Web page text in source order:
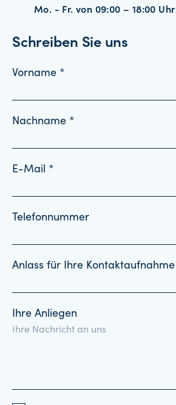
Mo. - Fr. von 09:00 – 18:00 Uhr
Schreiben Sie uns
Vorname *
Nachname *
E-Mail *
Telefonnummer
Anlass für Ihre Kontaktaufnahme
Ihre Anliegen